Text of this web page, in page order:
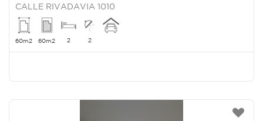
CALLE RIVADAVIA 1010
60m2 60m2 2 2